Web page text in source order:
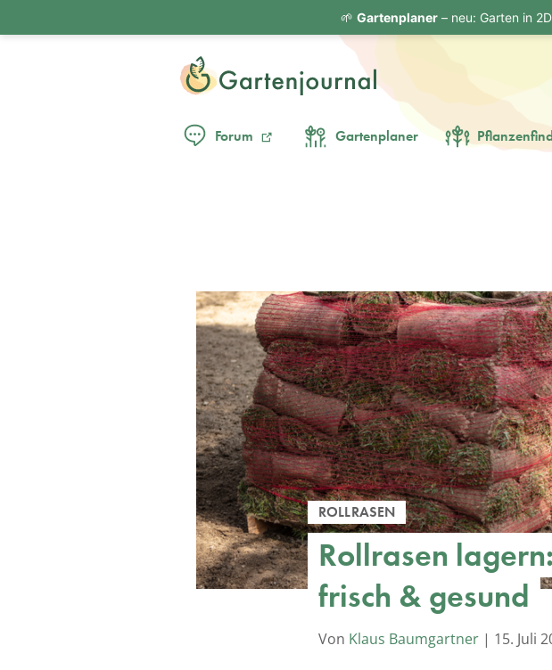
Forum Gartenplaner
ROLLRASEN
Rollrasen
frisch & gesund
Von Klaus Baumgartner | 15. Juli
🌱 Gartenplaner– neu: Garten in